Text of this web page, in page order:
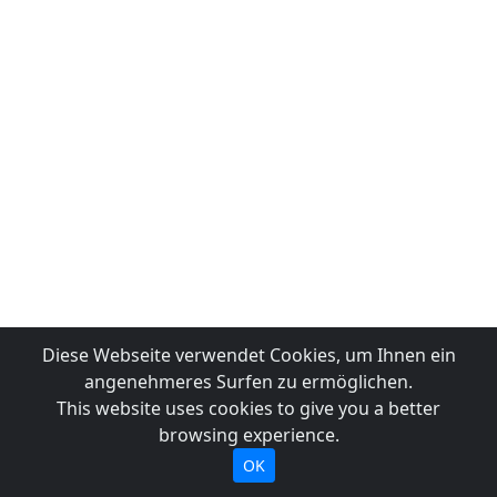
Diese Webseite verwendet Cookies, um Ihnen ein
angenehmeres Surfen zu ermöglichen.
This website uses cookies to give you a better
browsing experience.
OK